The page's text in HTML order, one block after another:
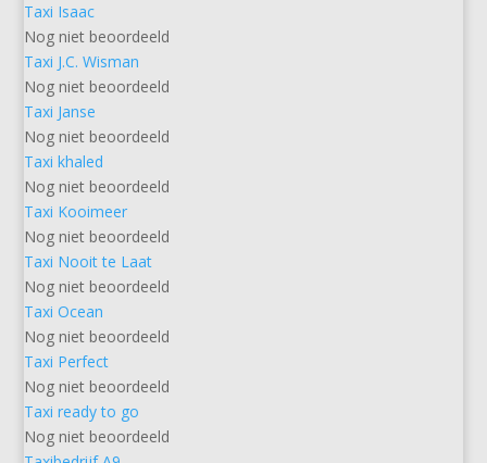
Taxi Isaac
Nog niet beoordeeld
Taxi J.C. Wisman
Nog niet beoordeeld
Taxi Janse
Nog niet beoordeeld
Taxi khaled
Nog niet beoordeeld
Taxi Kooimeer
Nog niet beoordeeld
Taxi Nooit te Laat
Nog niet beoordeeld
Taxi Ocean
Nog niet beoordeeld
Taxi Perfect
Nog niet beoordeeld
Taxi ready to go
Nog niet beoordeeld